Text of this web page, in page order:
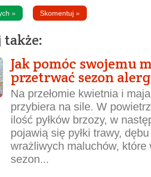
» Skomentuj »
także:
Jak pomóc swojemu
przetrwać sezon
Na przełomie kwietnia i
przybiera na sile. W
ilość pyłków brzozy, w
pojawią się pyłki trawy,
wrażliwych maluchów, które
sezon...